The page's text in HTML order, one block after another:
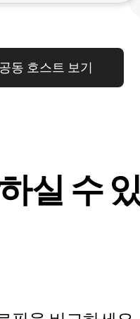
동 호스트 보기
실 수